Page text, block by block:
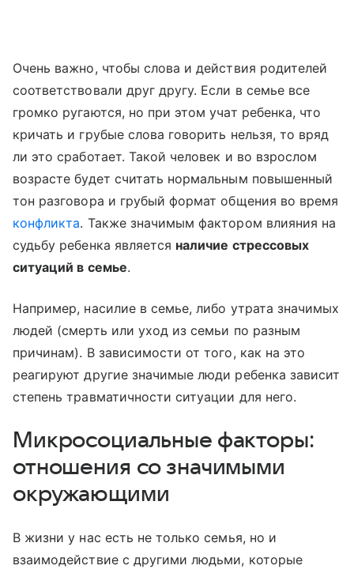
Очень важно, чтобы слова и действия родителей
соответствовали друг другу. Если в семье все
громко ругаются, но при этом учат ребенка, что
кричать и грубые слова говорить нельзя, то вряд
ли это сработает. Такой человек и во взрослом
возрасте будет считать нормальным повышенный
тон разговора и грубый формат общения во время
конфликта. Также значимым фактором влияния на
судьбу ребенка является наличие стрессовых
ситуаций в семье.
Например, насилие в семье, либо утрата значимых
людей (смерть или уход из семьи по разным
причинам). В зависимости от того, как на это
реагируют другие значимые люди ребенка зависит
степень травматичности ситуации для него.
Микросоциальные факторы:
отношения со значимыми
окружающими
В жизни у нас есть не только семья, но и
взаимодействие с другими людьми, которые